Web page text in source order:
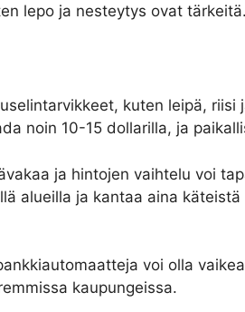
lepo ja nesteytys ovat tärkeitä.
kuten leipä,
noin 10-15 dollarilla, ja
ja hintojen vaihtelu voi
alueilla ja kantaa aina käteistä
voi olla
kaupungeissa.